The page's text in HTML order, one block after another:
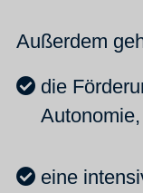
Außerdem
die
Autonomie,
eine